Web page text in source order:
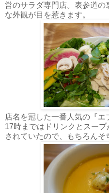
営のサラダ専門店。表参道
な外観が目を惹きます。
店名を冠した一番人気の『エ
17時まではドリンクとスー
されていたので、もちろんそ